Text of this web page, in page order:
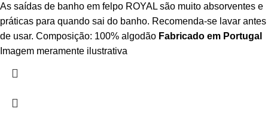
As saídas de banho em felpo ROYAL são muito absorventes e
práticas para quando sai do banho. Recomenda-se lavar antes
de usar. Composição: 100% algodão Fabricado em Portugal
Imagem meramente ilustrativa